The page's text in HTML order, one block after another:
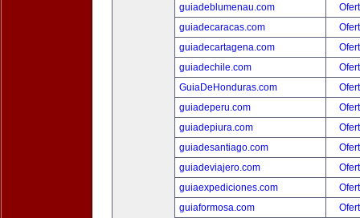
guiadeblumenau.com
guiadecaracas.com
guiadecartagena.com
guiadechile.com
GuiaDeHonduras.com
guiadeperu.com
guiadepiura.com
guiadesantiago.com
guiadeviajero.com
guiaexpediciones.com
guiaformosa.com